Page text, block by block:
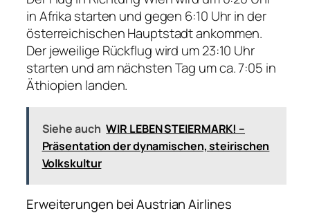
in Afrika starten und gegen 6:10 Uhr in der
österreichischen Hauptstadt ankommen.
Der jeweilige Rückflug wird um 23:10 Uhr
starten und am nächsten Tag um ca. 7:05 in
Äthiopien landen.
Siehe auch WIR LEBEN STEIERMARK! –
Präsentation der dynamischen, steirischen
Volkskultur
Erweiterungen bei Austrian Airlines